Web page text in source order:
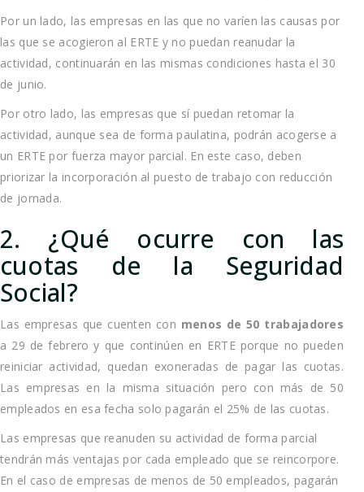
Por un lado, las empresas en las que no varíen las causas por
las que se acogieron al ERTE y no puedan reanudar la
actividad, continuarán en las mismas condiciones hasta el 30
de junio.
Por otro lado, las empresas que sí puedan retomar la
actividad, aunque sea de forma paulatina, podrán acogerse a
un ERTE por fuerza mayor parcial. En este caso, deben
priorizar la incorporación al puesto de trabajo con reducción
de jornada.
2. ¿Qué ocurre con las
cuotas de la Seguridad
Social?
Las empresas que cuenten con menos de 50 trabajadores
a 29 de febrero y que continúen en ERTE porque no pueden
reiniciar actividad, quedan exoneradas de pagar las cuotas.
Las empresas en la misma situación pero con más de 50
empleados en esa fecha solo pagarán el 25% de las cuotas.
Las empresas que reanuden su actividad de forma parcial
tendrán más ventajas por cada empleado que se reincorpore.
En el caso de empresas de menos de 50 empleados, pagarán